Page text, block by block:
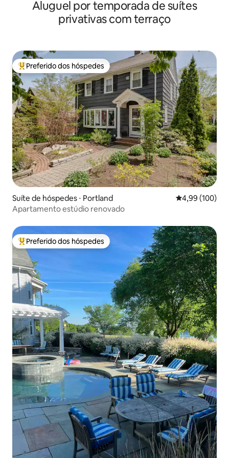
Aluguel por temporada de suítes
privativas com terraço
Entre os melhores preferidos dos hóspedes
Preferido dos hóspedes
Suíte de hóspedes ⋅ Portland 4,99 de uma
4,99 (100)
Apartamento estúdio renovado
Entre os melhores preferidos dos hóspedes
Preferido dos hóspedes